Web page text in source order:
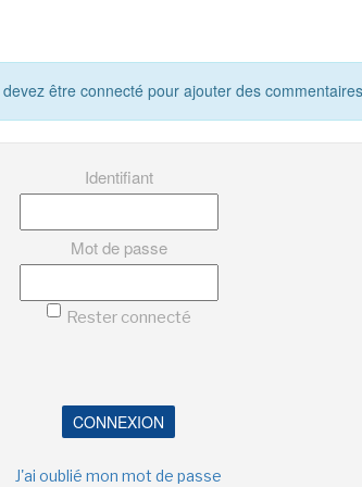
devez être connecté pour ajouter des
Identifiant
Mot de passe
Rester connecté
CONNEXION
J'ai oublié mon mot de passe